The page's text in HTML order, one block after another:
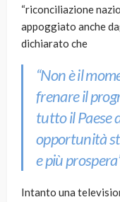
“riconciliazione
appoggiato anche
dichiarato che
“Non è il
frenare il
tutto il Paese
opportunità
e più
Intanto una